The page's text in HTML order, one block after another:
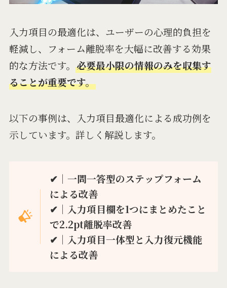
入力項目の最適化は、ユーザーの心理的負担を
軽減し、フォーム離脱率を大幅に改善する効果
的な方法です。 必要最小限の情報のみを収集す
ることが重要です。
以下の事例は、入力項目最適化による成功例を
示しています。詳しく解説します。
✔︎｜一問一答型のステップフォーム
による改善
✔︎｜入力項目欄を1つにまとめたこと
で2.2pt離脱率改善
✔︎｜入力項目一体型と入力復元機能
による改善